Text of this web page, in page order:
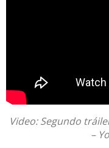
Video: Segundo
–